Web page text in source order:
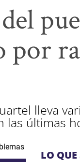
por
lleva
las últimas
LO QUE